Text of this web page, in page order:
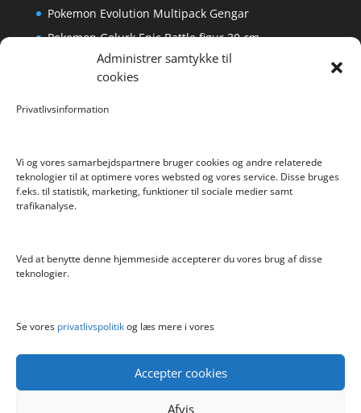
Administrer samtykke til
cookies
Privatlivsinformation
Vi og vores samarbejdspartnere bruger cookies og andre relaterede
teknologier til at optimere vores websted og vores service. Disse bruges
f.eks. til statistik, marketing, funktioner til sociale medier samt
trafikanalyse.
Ved at benytte denne hjemmeside accepterer du vores brug af disse
teknologier.
Se vores privatlivspolitikog læs mere i vores
Accepter cookies
Afvis
Pokemon Evolution Multipack Gengar
Pokemon Golurk Epic Battle figur 30 cm
Scalextric Digital -Easyfit Digital Plug
Care Bear Love-A-Lot ECO Bamse 36cm
Bratz Stylin Dukke Cloe
Info
Kontakt
Privatlivspolitik